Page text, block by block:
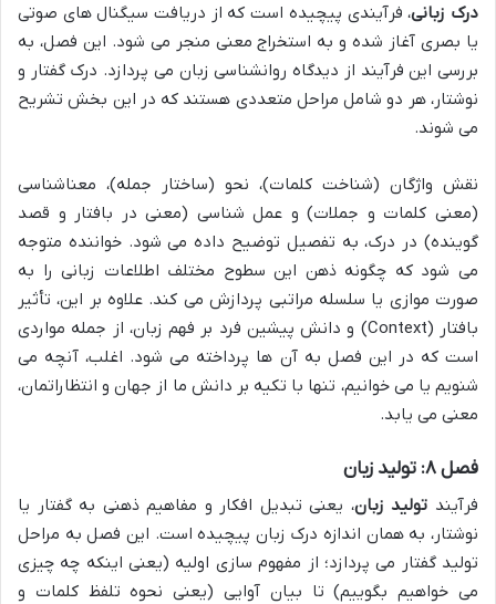
درک زبانی، فرآیندی پیچیده است که از دریافت سیگنال های صوتی
یا بصری آغاز شده و به استخراج معنی منجر می شود. این فصل، به
بررسی این فرآیند از دیدگاه روانشناسی زبان می پردازد. درک گفتار و
نوشتار، هر دو شامل مراحل متعددی هستند که در این بخش تشریح
می شوند.
نقش واژگان (شناخت کلمات)، نحو (ساختار جمله)، معناشناسی
(معنی کلمات و جملات) و عمل شناسی (معنی در بافتار و قصد
گوینده) در درک، به تفصیل توضیح داده می شود. خواننده متوجه
می شود که چگونه ذهن این سطوح مختلف اطلاعات زبانی را به
صورت موازی یا سلسله مراتبی پردازش می کند. علاوه بر این، تأثیر
بافتار (Context) و دانش پیشین فرد بر فهم زبان، از جمله مواردی
است که در این فصل به آن ها پرداخته می شود. اغلب، آنچه می
شنویم یا می خوانیم، تنها با تکیه بر دانش ما از جهان و انتظاراتمان،
معنی می یابد.
فصل ۸: تولید زبان
فرآیند تولید زبان، یعنی تبدیل افکار و مفاهیم ذهنی به گفتار یا
نوشتار، به همان اندازه درک زبان پیچیده است. این فصل به مراحل
تولید گفتار می پردازد؛ از مفهوم سازی اولیه (یعنی اینکه چه چیزی
می خواهیم بگوییم) تا بیان آوایی (یعنی نحوه تلفظ کلمات و